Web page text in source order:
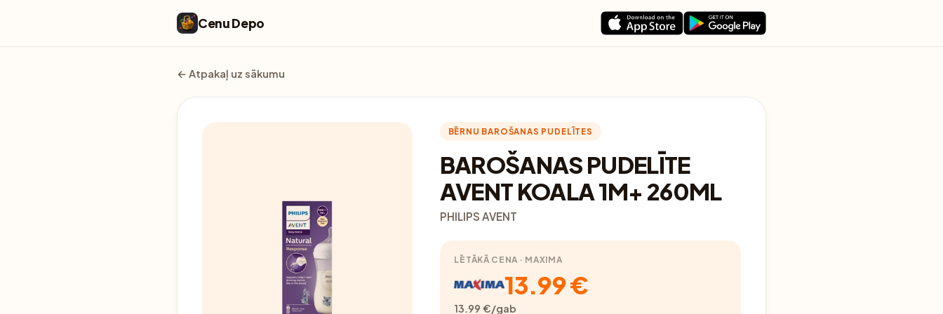
Cenu Depo
← Atpakaļ uz sākumu
BĒRNU BAROŠANAS PUDELĪTES
BAROŠANAS PUDELĪTE
AVENT KOALA 1M+ 260ML
PHILIPS AVENT
LĒTĀKĀ CENA · MAXIMA
13.99 €
13.99 €/gab